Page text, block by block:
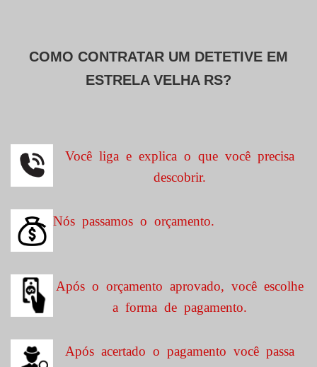
COMO CONTRATAR UM DETETIVE EM
ESTRELA VELHA RS?
Você liga e explica o que você precisa
descobrir.
Nós passamos o orçamento.
Após o orçamento aprovado, você escolhe
a forma de pagamento.
Após acertado o pagamento você passa